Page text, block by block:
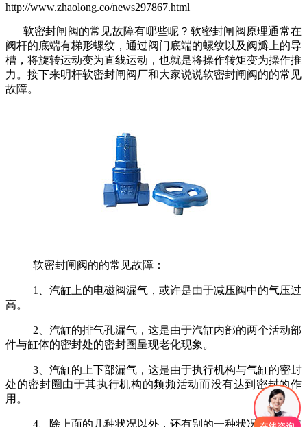
http://www.zhaolong.co/news297867.html
软密封闸阀的常见故障有哪些呢？软密封闸阀原理通常在
阀杆的底端有梯形螺纹，通过阀门底端的螺纹以及阀瓣上的导
槽，将旋转运动变为直线运动，也就是将操作转矩变为操作推
力。接下来明杆软密封闸阀厂和大家说说软密封闸阀的的常见
故障。
软密封闸阀的的常见故障：
1、汽缸上的电磁阀漏气，或许是由于减压阀中的气压过
高。
2、汽缸的排气孔漏气，这是由于汽缸内部的两个活动部
件与缸体的密封处的密封圈呈现老化现象。
3、汽缸的上下部漏气，这是由于执行机构与气缸的密封
处的密封圈由于其执行机构的频频活动而没有达到密封的作
用。
4、除上面的几种状况以外，还有别的一种状况也或许使